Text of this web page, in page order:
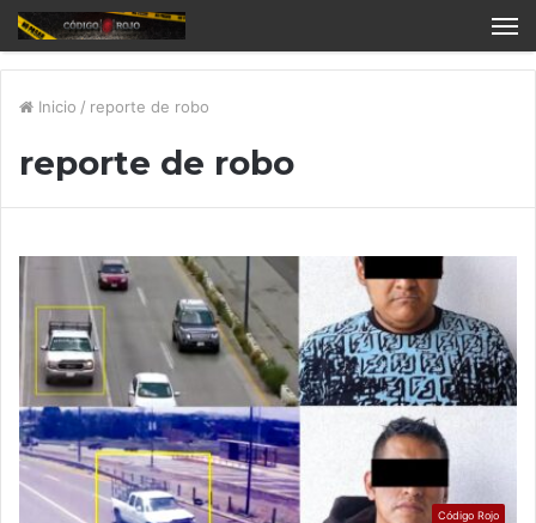
Inicio / reporte de robo
reporte de robo
Código Rojo